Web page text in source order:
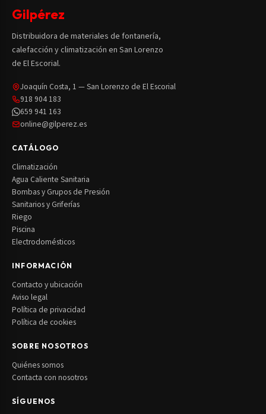
Gilpérez
Distribuidora de materiales de fontanería,
calefacción y climatización en San Lorenzo
de El Escorial.
Joaquín Costa, 1 — San Lorenzo de El Escorial
918 904 183
659 941 163
online@gilperez.es
CATÁLOGO
Climatización
Agua Caliente Sanitaria
Bombas y Grupos de Presión
Sanitarios y Griferías
Riego
Piscina
Electrodomésticos
INFORMACIÓN
Contacto y ubicación
Aviso legal
Política de privacidad
Política de cookies
SOBRE NOSOTROS
Quiénes somos
Contacta con nosotros
SÍGUENOS